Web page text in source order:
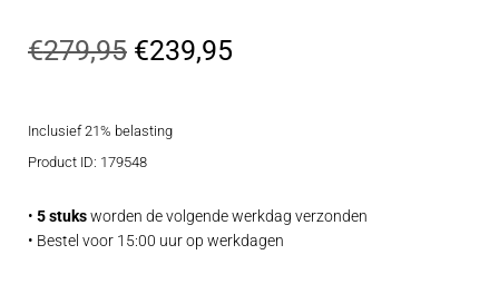
€279,95 Oorspronkelijke
was:
€239,95Huidige
Inclusief 21% belasting
Product ID: 179548
• 5 stuksworden de volgende werkdag verzonden
• Bestel voor 15:00 uur op werkdagen